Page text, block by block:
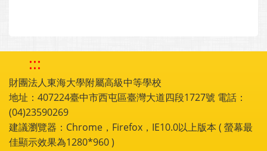
:::
財團法人東海大學附屬高級中等學校
地址：407224臺中市西屯區臺灣大道四段1727號 電話：
(04)23590269
建議瀏覽器：Chrome，Firefox，IE10.0以上版本 ( 螢幕最
佳顯示效果為1280*960 )